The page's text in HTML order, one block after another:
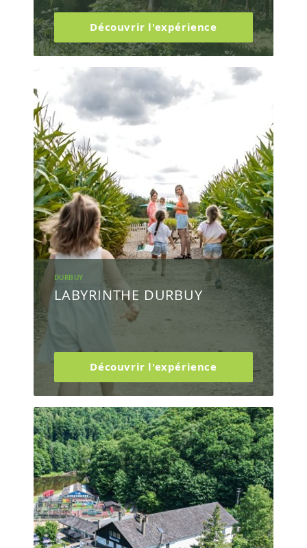
Découvrir l'expérience
DURBUY
LABYRINTHE DURBUY
Découvrir l'expérience